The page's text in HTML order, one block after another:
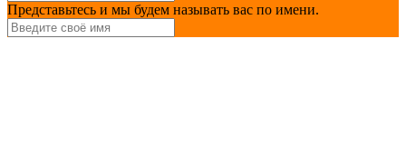
Представьтесь и мы будем называть вас по имени.